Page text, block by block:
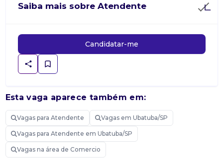
Saiba mais sobre Atendente
Candidatar-me
Esta vaga aparece também em:
Vagas para Atendente Vagas em Ubatuba/SP
Vagas para Atendente em Ubatuba/SP
Vagas na área de Comercio